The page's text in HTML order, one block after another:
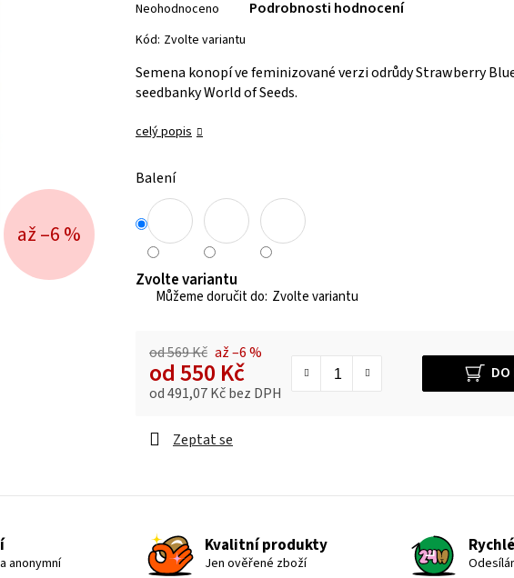
hodnocení
produktu
0,0
z 5
Neohodnoceno Podrobnosti hodnocení
Kód: Zvolte variantu
Semena konopí ve feminizované verzi odrůdy Strawberry
seedbanky World of Seeds.
celý popis
Balení
Zvolte variantu
Zvolte variantu
od 569 Kč až –6 %
od550 Kč
od491,07 Kčbez DPH
DO
Zeptat se
až –6 %
anonymní
Kvalitní produkty
Jen ověřené zboží